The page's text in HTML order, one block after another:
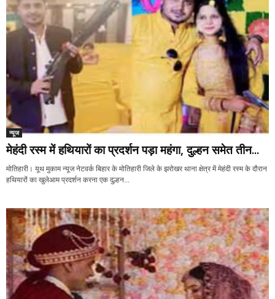
न्यूज
मेहंदी रस्म में हथियारों का प्रदर्शन पड़ा महंगा, दुल्हन समेत तीन...
मोतिहारी। यूथ मुकाम न्यूज नेटवर्क बिहार के मोतिहारी जिले के झरोखर थाना क्षेत्र में मेहंदी रस्म के दौरान
हथियारों का खुलेआम प्रदर्शन करना एक दुल्हन...